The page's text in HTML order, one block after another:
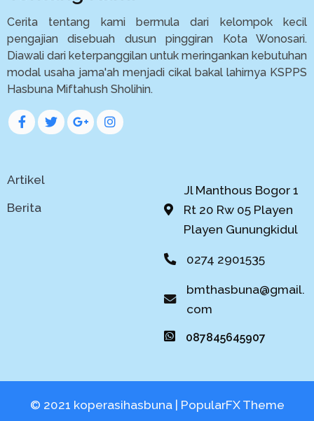
Cerita tentang kami bermula dari kelompok kecil
pengajian disebuah dusun pinggiran Kota Wonosari.
Diawali dari keterpanggilan untuk meringankan kebutuhan
modal usaha jama'ah menjadi cikal bakal lahirnya KSPPS
Hasbuna Miftahush Sholihin.
Artikel
Berita
Jl Manthous Bogor 1
Rt 20 Rw 05 Playen
Playen Gunungkidul
0274 2901535
bmthasbuna@gmail.
com
087845645907
© 2021 koperasihasbuna | PopularFX Theme